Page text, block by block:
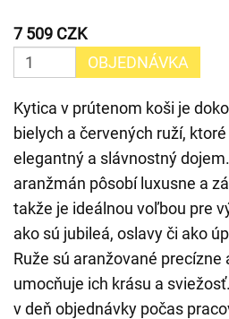
7 509 CZK
OBJEDNÁVKA
Kytica v prútenom koši je
bielych a červených ruží,
elegantný a slávnostný
aranžmán pôsobí luxusne a
takže je ideálnou voľbou pre
ako sú jubileá, oslavy či ako
Ruže sú aranžované precízne
umocňuje ich krásu a
v deň objednávky počas